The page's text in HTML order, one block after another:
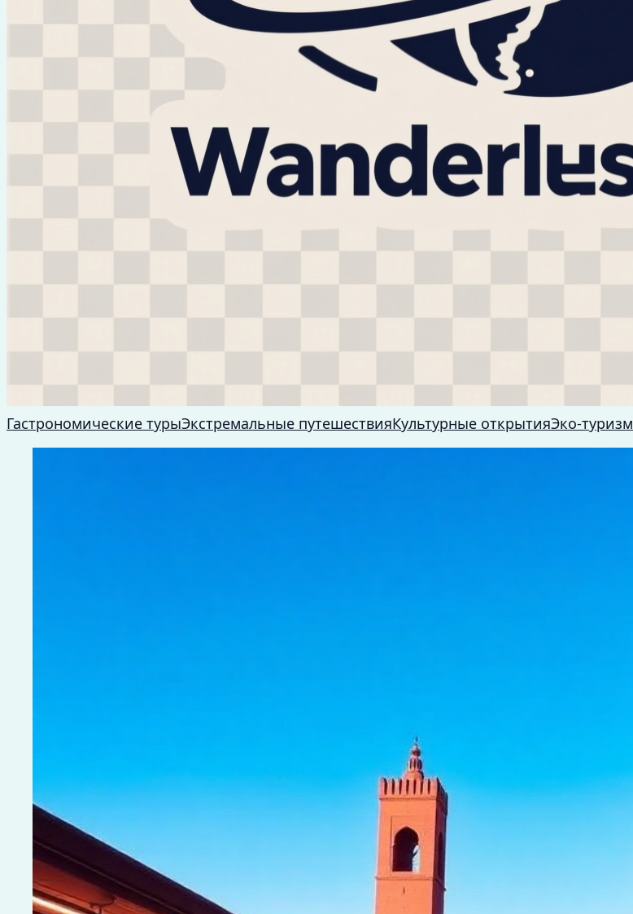
Гастрономические турыЭкстремальные путешествияКультурные открытияЭко-туризм